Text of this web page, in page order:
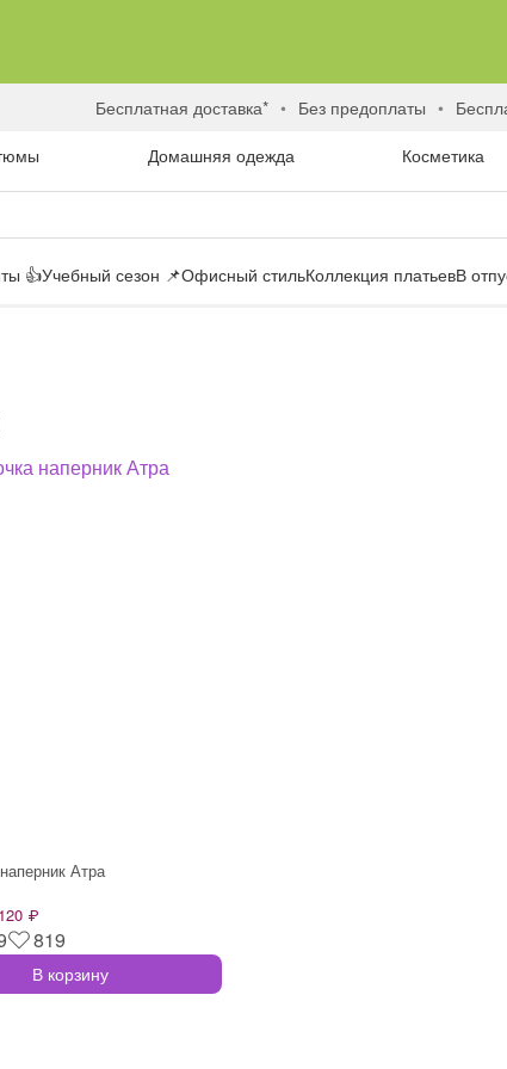
бесплатная доставка* без предоплаты
Домашняя одежда Косметика
👍Учебный сезон 📌Офисный стильКоллекция платьевВ
Атра
₽
819
В корзину